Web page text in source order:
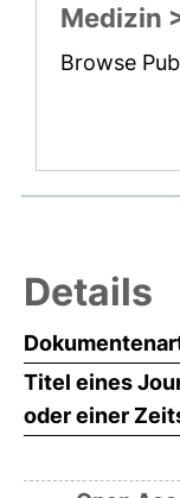
Medizin
Browse
Details
Titel eines
oder einer